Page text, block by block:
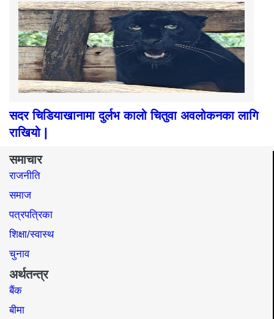
सदर चिडियाखानामा दुर्लभ कालो चितुवा अवलोकनका लागि
राखियो |
समाचार
राजनीति
समाज​
पत्रपत्रिका
शिक्षा/स्वास्थ
चुनाव
अर्थतन्त्र
बैंक
बीमा